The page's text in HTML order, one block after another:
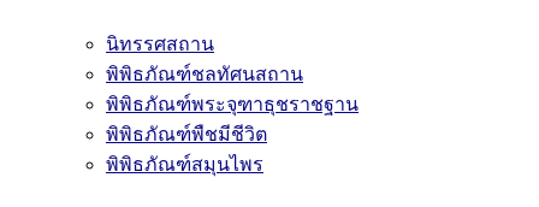
นิทรรศสถาน
พิพิธภัณฑ์ชลทัศนสถาน
พิพิธภัณฑ์พระจุฑาธุชราชฐาน
พิพิธภัณฑ์พืชมีชีวิต
พิพิธภัณฑ์สมุนไพร